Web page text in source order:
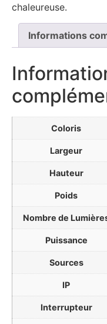
chaleureuse.
Informations
Coloris
Largeur
Hauteur
Poids
Nombre de
Puissance
Sources
IP
Interrupteur